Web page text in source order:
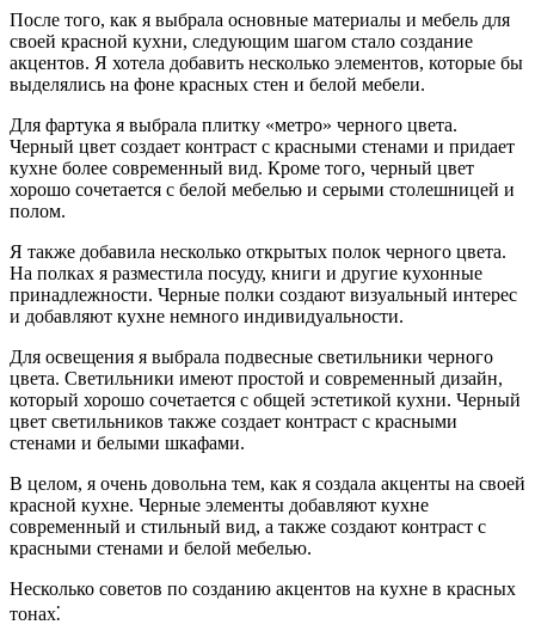
После того, как я выбрала основные материалы и мебель для
своей красной кухни, следующим шагом стало создание
акцентов. Я хотела добавить несколько элементов, которые бы
выделялись на фоне красных стен и белой мебели.
Для фартука я выбрала плитку «метро» черного цвета.
Черный цвет создает контраст с красными стенами и придает
кухне более современный вид. Кроме того, черный цвет
хорошо сочетается с белой мебелью и серыми столешницей и
полом.
Я также добавила несколько открытых полок черного цвета.
На полках я разместила посуду, книги и другие кухонные
принадлежности. Черные полки создают визуальный интерес
и добавляют кухне немного индивидуальности.
Для освещения я выбрала подвесные светильники черного
цвета. Светильники имеют простой и современный дизайн,
который хорошо сочетается с общей эстетикой кухни. Черный
цвет светильников также создает контраст с красными
стенами и белыми шкафами.
В целом, я очень довольна тем, как я создала акценты на своей
красной кухне. Черные элементы добавляют кухне
современный и стильный вид, а также создают контраст с
красными стенами и белой мебелью.
Несколько советов по созданию акцентов на кухне в красных
тонах⁚